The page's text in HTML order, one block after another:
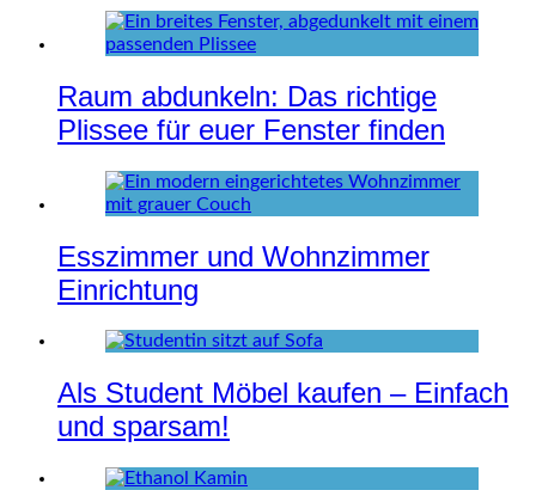
Raum abdunkeln: Das richtige
Plissee für euer Fenster finden
Esszimmer und Wohnzimmer
Einrichtung
Als Student Möbel kaufen – Einfach
und sparsam!